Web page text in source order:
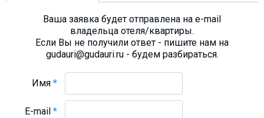
Ваша заявка будет отправлена на e-mail
владельца отеля/квартиры.
Если Вы не получили ответ - пишите нам на
gudauri@gudauri.ru - будем разбираться.
Имя*
E-mail*